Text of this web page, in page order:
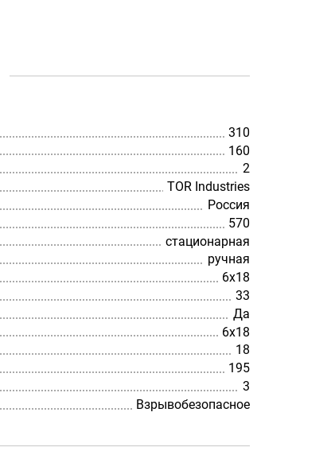
310
160
2
TOR Industries
Россия
570
стационарная
ручная
6х18
33
Да
6х18
18
195
3
Взрывобезопасное